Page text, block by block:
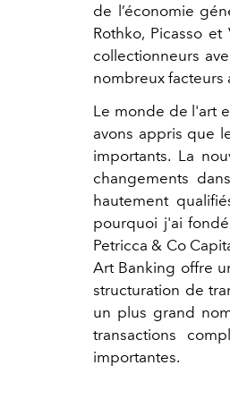
de l’économie
Rothko, Picasso
collectionneurs
nombreux facteurs
Le monde de l'art
avons appris que
importants. La
changements
hautement
pourquoi j'ai
Petricca & Co
Art Banking offre
structuration de
un plus grand
transactions
importantes.